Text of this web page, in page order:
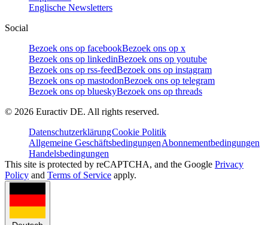
Englische Newsletters
Social
Bezoek ons op facebookBezoek ons op x
Bezoek ons op linkedinBezoek ons op youtube
Bezoek ons op rss-feedBezoek ons op instagram
Bezoek ons op mastodonBezoek ons op telegram
Bezoek ons op blueskyBezoek ons op threads
© 2026 Euractiv DE. All rights reserved.
DatenschutzerklärungCookie Politik
Allgemeine GeschäftsbedingungenAbonnementbedingungen
Handelsbedingungen
This site is protected by reCAPTCHA, and the Google Privacy
Policy and Terms of Service apply.